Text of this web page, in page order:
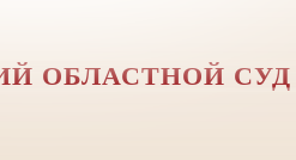
ОБЛАСТНОЙ СУД